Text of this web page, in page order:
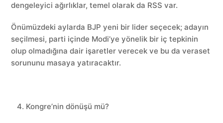
dengeleyici ağırlıklar, temel olarak da RSS var.
Önümüzdeki aylarda BJP yeni bir lider seçecek; adayın
seçilmesi, parti içinde Modi’ye yönelik bir iç tepkinin
olup olmadığına dair işaretler verecek ve bu da veraset
sorununu masaya yatıracaktır.
Kongre’nin dönüşü mü?